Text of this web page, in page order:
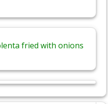
fried with onions